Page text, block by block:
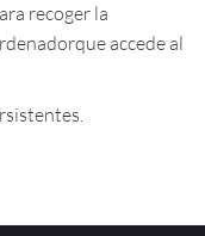
recoger la
accede al